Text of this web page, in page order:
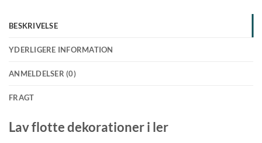
BESKRIVELSE
YDERLIGERE INFORMATION
ANMELDELSER (0)
FRAGT
Lav flotte dekorationer i ler